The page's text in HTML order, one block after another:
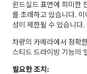
윈드실드 표면에 희미한
를 초래하고 있습니다. 이
성이 제한될 수 있습니다.
차량의 카메라에서 정확
스티드 드라이빙 기능의
필요한 조치: